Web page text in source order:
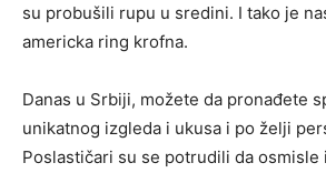
su probušili rupu u sredini. I tako je
americka ring krofna.
Danas u Srbiji, možete da pronađete
unikatnog izgleda i ukusa i po želji
Poslastičari su se potrudili da osmisle